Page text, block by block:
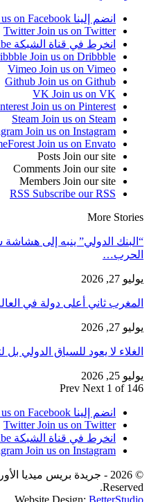
انضم إلينا Facebook on Facebook
Twitter Join us on Twitter
انخرط في قناة الشبكة
Join us on Dribbble
Vimeo Join us on Vimeo
Github Join us on Github
VK Join us on VK
Join us on Pinterest
Steam Join us on Steam
Join us on Instagram
Join us on Envato
Posts Join our site
Comments Join our site
Members Join our site
RSS Subscribe our RSS
More Stories
“البنك الدولي” ينبه إلى
الحرب…
يوليو 27, 2026
المغرب ثاني أعلى دولة في
يوليو 27, 2026
الغلاء لا يعود للسياق
يوليو 25, 2026
Prev Next 1 of 146
انضم إلينا Facebook on Facebook
Twitter Join us on Twitter
انخرط في قناة الشبكة
Join us on Instagram
Reserved.
Website Design: BetterStudio